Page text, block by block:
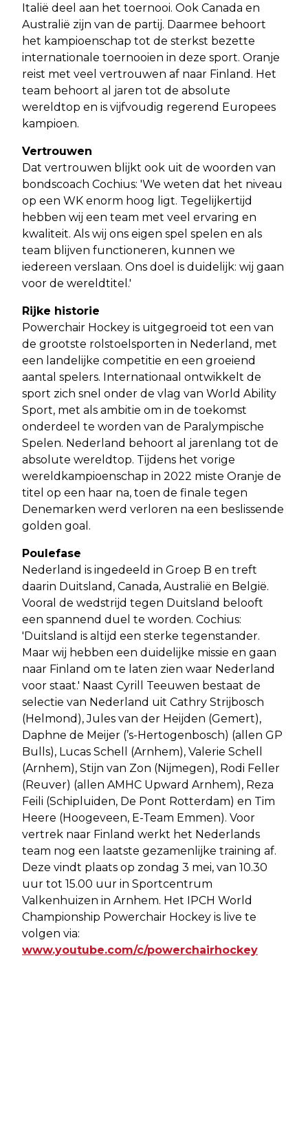
Italië deel aan het toernooi. Ook Canada en
Australië zijn van de partij. Daarmee behoort
het kampioenschap tot de sterkst bezette
internationale toernooien in deze sport. Oranje
reist met veel vertrouwen af naar Finland. Het
team behoort al jaren tot de absolute
wereldtop en is vijfvoudig regerend Europees
kampioen.
Vertrouwen
Dat vertrouwen blijkt ook uit de woorden van
bondscoach Cochius: 'We weten dat het niveau
op een WK enorm hoog ligt. Tegelijkertijd
hebben wij een team met veel ervaring en
kwaliteit. Als wij ons eigen spel spelen en als
team blijven functioneren, kunnen we
iedereen verslaan. Ons doel is duidelijk: wij gaan
voor de wereldtitel.'
Rijke historie
Powerchair Hockey is uitgegroeid tot een van
de grootste rolstoelsporten in Nederland, met
een landelijke competitie en een groeiend
aantal spelers. Internationaal ontwikkelt de
sport zich snel onder de vlag van World Ability
Sport, met als ambitie om in de toekomst
onderdeel te worden van de Paralympische
Spelen. Nederland behoort al jarenlang tot de
absolute wereldtop. Tijdens het vorige
wereldkampioenschap in 2022 miste Oranje de
titel op een haar na, toen de finale tegen
Denemarken werd verloren na een beslissende
golden goal.
Poulefase
Nederland is ingedeeld in Groep B en treft
daarin Duitsland, Canada, Australië en België.
Vooral de wedstrijd tegen Duitsland belooft
een spannend duel te worden. Cochius:
'Duitsland is altijd een sterke tegenstander.
Maar wij hebben een duidelijke missie en gaan
naar Finland om te laten zien waar Nederland
voor staat.' Naast Cyrill Teeuwen bestaat de
selectie van Nederland uit Cathry Strijbosch
(Helmond), Jules van der Heijden (Gemert),
Daphne de Meijer (’s-Hertogenbosch) (allen GP
Bulls), Lucas Schell (Arnhem), Valerie Schell
(Arnhem), Stijn van Zon (Nijmegen), Rodi Feller
(Reuver) (allen AMHC Upward Arnhem), Reza
Feili (Schipluiden, De Pont Rotterdam) en Tim
Heere (Hoogeveen, E-Team Emmen). Voor
vertrek naar Finland werkt het Nederlands
team nog een laatste gezamenlijke training af.
Deze vindt plaats op zondag 3 mei, van 10.30
uur tot 15.00 uur in Sportcentrum
Valkenhuizen in Arnhem. Het IPCH World
Championship Powerchair Hockey is live te
volgen via:
www.youtube.com/c/powerchairhockey